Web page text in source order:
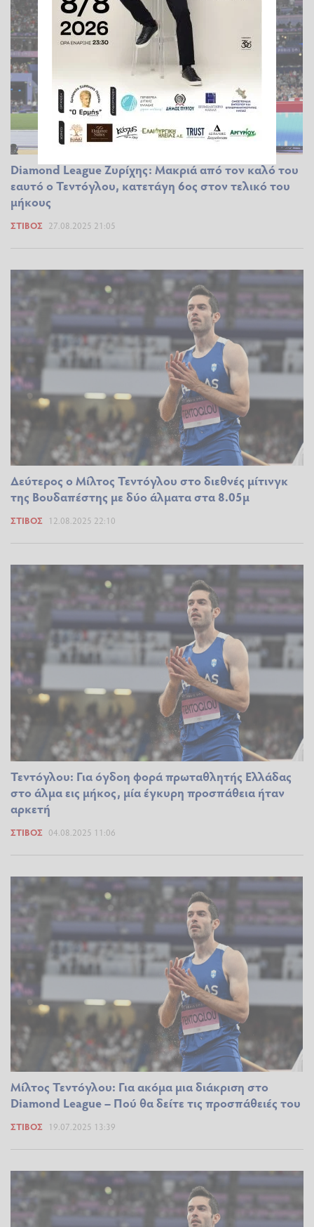
Diamond League Ζυρίχης: Μακριά από τον καλό του
εαυτό ο Τεντόγλου, κατετάγη 6ος στον τελικό του
μήκους
ΣΤΊΒΟΣ 27.08.2025 21:05
Δεύτερος ο Μίλτος Τεντόγλου στο διεθνές μίτινγκ
της Βουδαπέστης με δύο άλματα στα 8.05μ
ΣΤΊΒΟΣ 12.08.2025 22:10
Τεντόγλου: Για όγδοη φορά πρωταθλητής Ελλάδας
στο άλμα εις μήκος, μία έγκυρη προσπάθεια ήταν
αρκετή
ΣΤΊΒΟΣ 04.08.2025 11:06
Μίλτος Τεντόγλου: Για ακόμα μια διάκριση στο
Diamond League – Πού θα δείτε τις προσπάθειές του
ΣΤΊΒΟΣ 19.07.2025 13:39